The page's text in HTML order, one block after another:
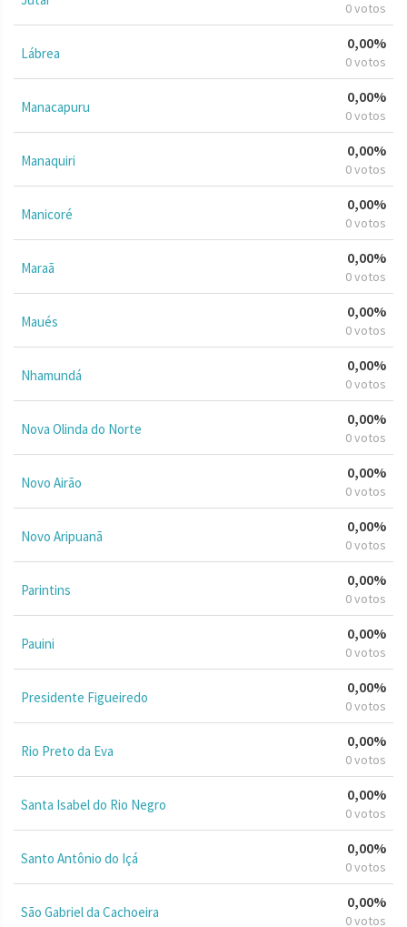
0 votos
Lábrea
0,00%
0 votos
Manacapuru
0,00%
0 votos
Manaquiri
0,00%
0 votos
Manicoré
0,00%
0 votos
Maraã
0,00%
0 votos
Maués
0,00%
0 votos
Nhamundá
0,00%
0 votos
Nova Olinda do Norte
0,00%
0 votos
Novo Airão
0,00%
0 votos
Novo Aripuanã
0,00%
0 votos
Parintins
0,00%
0 votos
Pauini
0,00%
0 votos
Presidente Figueiredo
0,00%
0 votos
Rio Preto da Eva
0,00%
0 votos
Santa Isabel do Rio Negro
0,00%
0 votos
Santo Antônio do Içá
0,00%
0 votos
São Gabriel da Cachoeira
0,00%
0 votos